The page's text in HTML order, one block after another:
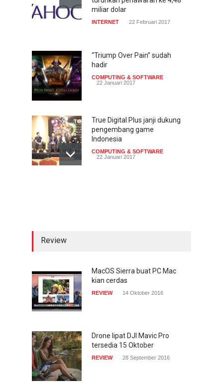
miliar dolar
INTERNET 22 Februari 2017
“Triump Over Pain” sudah
hadir
COMPUTING & SOFTWARE
22 Januari 2017
True Digital Plus janji dukung
pengembang game
Indonesia
COMPUTING & SOFTWARE
22 Januari 2017
pandangan mata
TECH SPEC
gencar
COMPUTING & SOFTWARE
Review
MacOS Sierra buat PC Mac
kian cerdas
REVIEW 14 Oktober 2016
Drone lipat DJI Mavic Pro
tersedia 15 Oktober
REVIEW 28 September 2016